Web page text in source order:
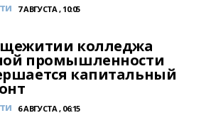
7 АВГУСТА , 10:05
колледжа
промышленности
капитальный
6 АВГУСТА , 06:15